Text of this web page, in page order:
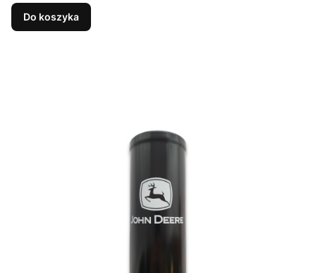
Do koszyka